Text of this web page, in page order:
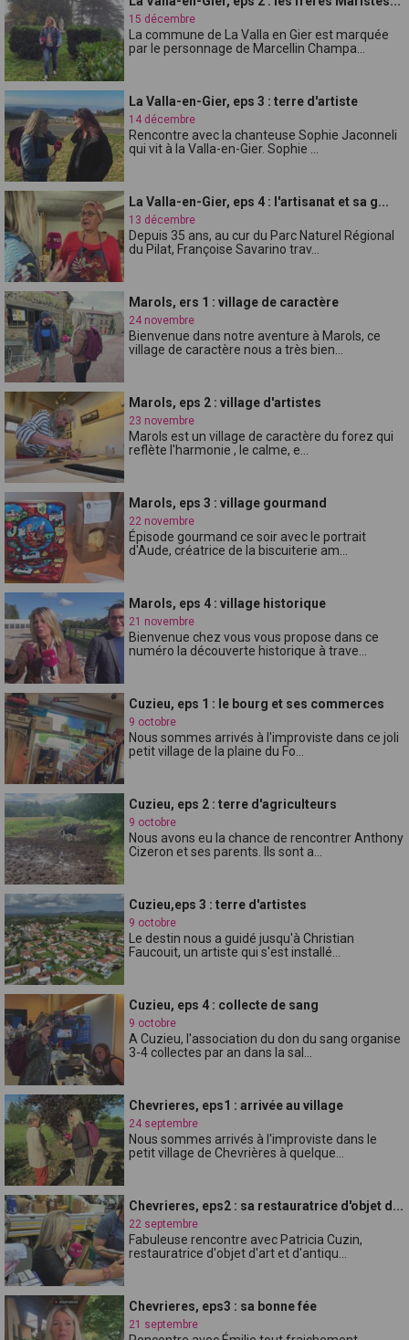
15 décembre
La commune de La Valla en Gier est marquée
par le personnage de Marcellin Champa...
La Valla-en-Gier, eps 3 : terre d'artiste
14 décembre
Rencontre avec la chanteuse Sophie Jaconneli
qui vit à la Valla-en-Gier. Sophie ...
La Valla-en-Gier, eps 4 : l'artisanat et sa g...
13 décembre
Depuis 35 ans, au cur du Parc Naturel Régional
du Pilat, Françoise Savarino trav...
Marols, ers 1 : village de caractère
24 novembre
Bienvenue dans notre aventure à Marols, ce
village de caractère nous a très bien...
Marols, eps 2 : village d'artistes
23 novembre
Marols est un village de caractère du forez qui
reflète l'harmonie , le calme, e...
Marols, eps 3 : village gourmand
22 novembre
Épisode gourmand ce soir avec le portrait
d'Aude, créatrice de la biscuiterie am...
Marols, eps 4 : village historique
21 novembre
Bienvenue chez vous vous propose dans ce
numéro la découverte historique à trave...
Cuzieu, eps 1 : le bourg et ses commerces
9 octobre
Nous sommes arrivés à l'improviste dans ce joli
petit village de la plaine du Fo...
Cuzieu, eps 2 : terre d'agriculteurs
9 octobre
Nous avons eu la chance de rencontrer Anthony
Cizeron et ses parents. Ils sont a...
Cuzieu,eps 3 : terre d'artistes
9 octobre
Le destin nous a guidé jusqu'à Christian
Faucouit, un artiste qui s'est installé...
Cuzieu, eps 4 : collecte de sang
9 octobre
A Cuzieu, l'association du don du sang organise
3-4 collectes par an dans la sal...
Chevrieres, eps1 : arrivée au village
24 septembre
Nous sommes arrivés à l'improviste dans le
petit village de Chevrières à quelque...
Chevrieres, eps2 : sa restauratrice d'objet d...
22 septembre
Fabuleuse rencontre avec Patricia Cuzin,
restauratrice d'objet d'art et d'antiqu...
Chevrieres, eps3 : sa bonne fée
21 septembre